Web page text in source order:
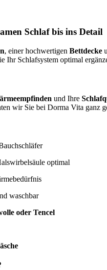
Schlaf bis ins Detail
, einer hochwertigen Bettdecke
Ihr Schlafsystem optimal
und Ihre
wir Sie bei Dorma Vita ganz
optimal
waschbar
oder Tencel